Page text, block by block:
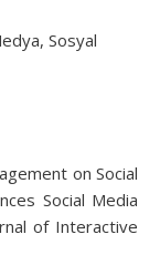
Sosyal
on Social
Social Media
of Interactive